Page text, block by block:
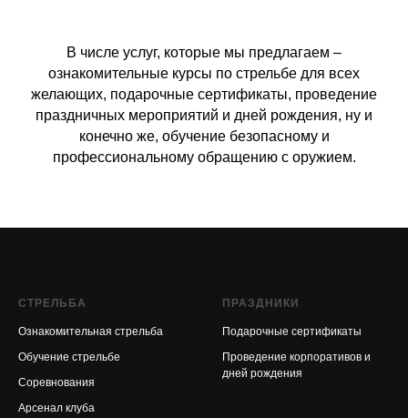
В числе услуг, которые мы предлагаем –
ознакомительные курсы по стрельбе для всех
желающих, подарочные сертификаты, проведение
праздничных мероприятий и дней рождения, ну и
конечно же, обучение безопасному и
профессиональному обращению с оружием.
СТРЕЛЬБА
Ознакомительная стрельба
Обучение стрельбе
Соревнования
Арсенал клуба
ПРАЗДНИКИ
Подарочные сертификаты
Проведение корпоративов и
дней рождения